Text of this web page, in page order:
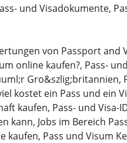
und Visadokumente,
von Passport and
online kaufen?, Pass-
Gro&szlig;britannien,
kostet ein Pass und ein
kaufen, Pass- und Visa-
kann, Jobs im Bereich
Pass und Visum